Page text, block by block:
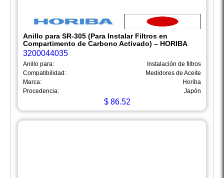
Anillo para SR-305 (Para Instalar Filtros en
Compartimento de Carbono Activado) – HORIBA
3200044035
Anillo para:
Instalación de filtros
Compatibilidad:
Medidores de Aceite
Marca:
Horiba
Procedencia:
Japón
$86.52